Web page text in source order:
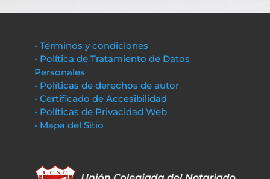
• Términos y condiciones
• Política de Tratamiento de Datos
Personales
• Políticas de derechos de autor
• Certificado de Accesibilidad
• Políticas de Privacidad Web
• Mapa del Sitio